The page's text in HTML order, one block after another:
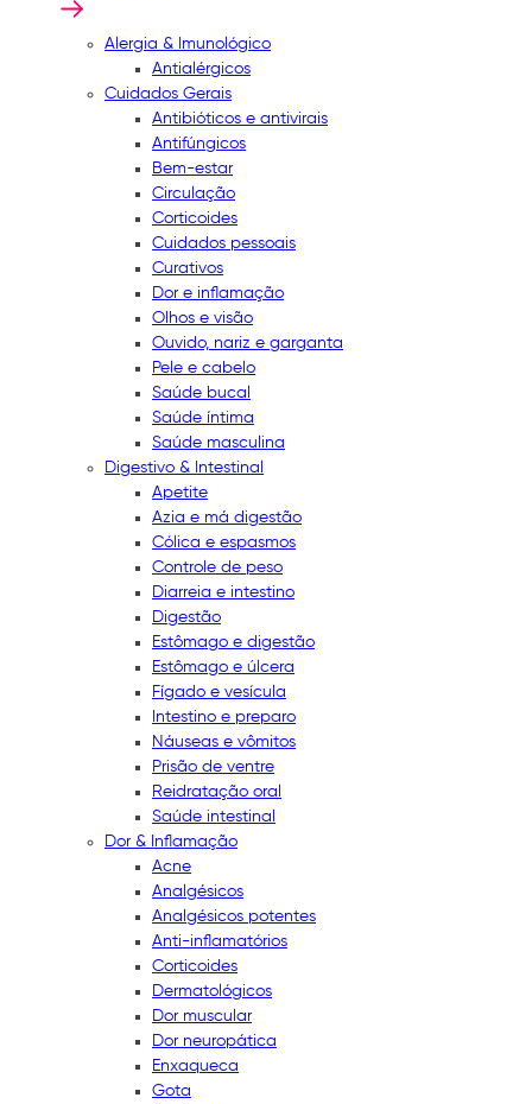
Alergia & Imunológico
Antialérgicos
Cuidados Gerais
Antibióticos e antivirais
Antifúngicos
Bem-estar
Circulação
Corticoides
Cuidados pessoais
Curativos
Dor e inflamação
Olhos e visão
Ouvido, nariz e garganta
Pele e cabelo
Saúde bucal
Saúde íntima
Saúde masculina
Digestivo & Intestinal
Apetite
Azia e má digestão
Cólica e espasmos
Controle de peso
Diarreia e intestino
Digestão
Estômago e digestão
Estômago e úlcera
Fígado e vesícula
Intestino e preparo
Náuseas e vômitos
Prisão de ventre
Reidratação oral
Saúde intestinal
Dor & Inflamação
Acne
Analgésicos
Analgésicos potentes
Anti-inflamatórios
Corticoides
Dermatológicos
Dor muscular
Dor neuropática
Enxaqueca
Gota